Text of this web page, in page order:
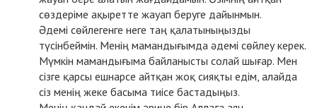
сөздеріме ақыретте жауап беруге дайынмын.
Әдемі сөйлегенге неге таң қалатыныңызды
түсінбеймін. Менің мамандығымда әдемі сөйлеу керек.
Мүмкін мамандығыма байланысты солай шығар. Мен
сізге қарсы ешнарсе айтқан жоқ сияқты едім, алайда
сіз менің жеке басыма тиісе бастадыңыз.